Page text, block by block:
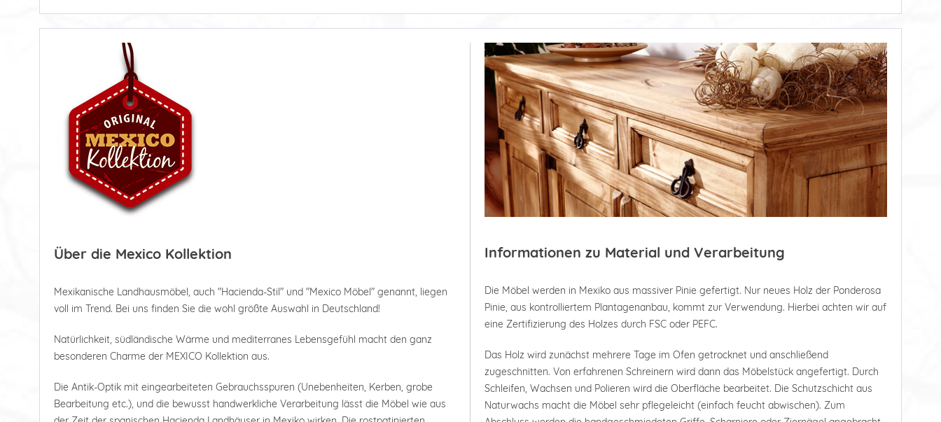
Über die Mexico Kollektion
Mexikanische Landhausmöbel, auch "Hacienda-Stil" und "Mexico Möbel" genannt, liegen
voll im Trend. Bei uns finden Sie die wohl größte Auswahl in Deutschland!
Natürlichkeit, südländische Wärme und mediterranes Lebensgefühl macht den ganz
besonderen Charme der MEXICO Kollektion aus.
Die Antik-Optik mit eingearbeiteten Gebrauchsspuren (Unebenheiten, Kerben, grobe
Bearbeitung etc.), und die bewusst handwerkliche Verarbeitung lässt die Möbel wie aus
Informationen zu Material und Verarbeitung
Die Möbel werden in Mexiko aus massiver Pinie gefertigt. Nur neues Holz der Ponderosa
Pinie, aus kontrolliertem Plantagenanbau, kommt zur Verwendung. Hierbei achten wir auf
eine Zertifizierung des Holzes durch FSC oder PEFC.
Das Holz wird zunächst mehrere Tage im Ofen getrocknet und anschließend
zugeschnitten. Von erfahrenen Schreinern wird dann das Möbelstück angefertigt. Durch
Schleifen, Wachsen und Polieren wird die Oberfläche bearbeitet. Die Schutzschicht aus
Naturwachs macht die Möbel sehr pflegeleicht (einfach feucht abwischen). Zum